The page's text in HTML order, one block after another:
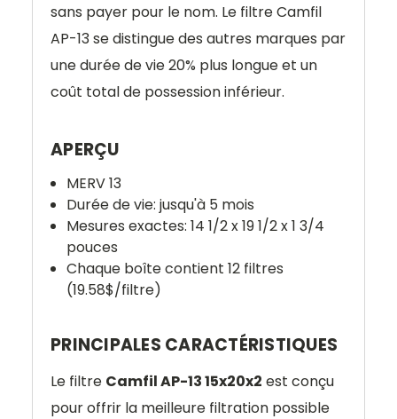
sans payer pour le nom. Le filtre Camfil
AP-13 se distingue des autres marques par
une durée de vie 20% plus longue et un
coût total de possession inférieur.
APERÇU
MERV 13
Durée de vie: jusqu'à 5 mois
Mesures exactes: 14 1/2 x 19 1/2 x 1 3/4
pouces
Chaque boîte contient 12 filtres
(19.58$/filtre)
PRINCIPALES CARACTÉRISTIQUES
Le filtre Camfil AP-13 15x20x2 est conçu
pour offrir la meilleure filtration possible